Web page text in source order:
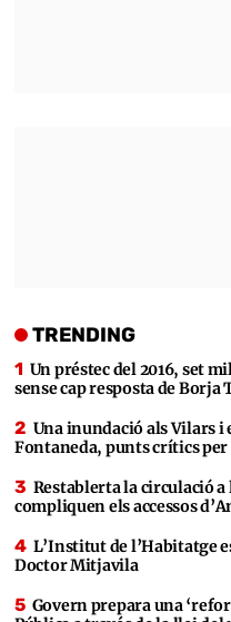
TRENDING
Un préstec del 2016, set
sense cap resposta de Borja
Una inundació als Vilars i
Fontaneda, punts crítics per
Restablerta la circulació a
compliquen els accessos
L’Institut de l’Habitatge
Doctor Mitjavila
Govern prepara una